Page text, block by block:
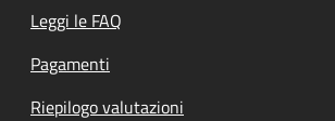
Leggi le FAQ
Pagamenti
Riepilogo valutazioni